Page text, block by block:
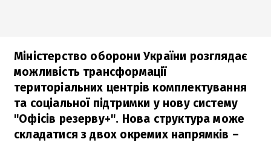
Міністерство оборони України розглядає
можливість трансформації
територіальних центрів комплектування
та соціальної підтримки у нову систему
"Офісів резерву+". Нова структура може
складатися з двох окремих напрямків –